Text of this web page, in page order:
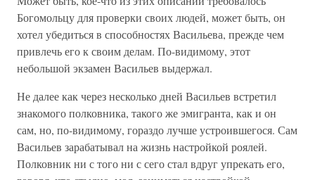
Богомольцу для проверки своих людей, может быть, он
хотел убедиться в способностях Васильева, прежде чем
привлечь его к своим делам. По-видимому, этот
небольшой экзамен Васильев выдержал.
Не далее как через несколько дней Васильев встретил
знакомого полковника, такого же эмигранта, как и он
сам, но, по-видимому, гораздо лучше устроившегося. Сам
Васильев зарабатывал на жизнь настройкой роялей.
Полковник ни с того ни с сего стал вдруг упрекать его,